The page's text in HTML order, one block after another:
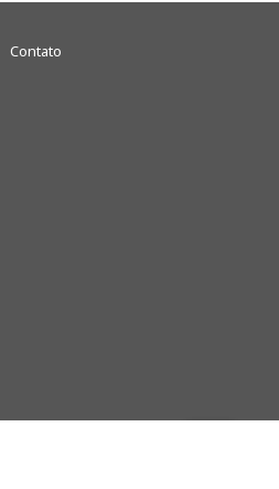
Contato